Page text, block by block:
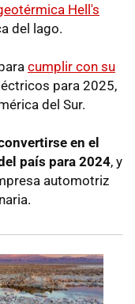
Hell's
del lago.
cumplir con su
para 2025,
del Sur.
en el
país para 2024, y
automotriz